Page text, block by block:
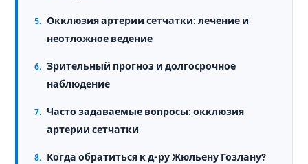
Окклюзия артерии сетчатки: лечение и
неотложное ведение
Зрительный прогноз и долгосрочное
наблюдение
Часто задаваемые вопросы: окклюзия
артерии сетчатки
Когда обратиться к д-ру Жюльену Гозлану?